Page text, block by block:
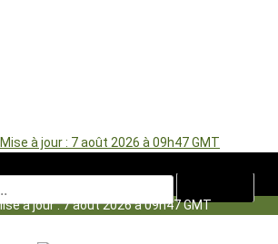
à jour : 7 août 2026 à 09h47 GMT
à jour : 7 août 2026 à 09h47 GMT